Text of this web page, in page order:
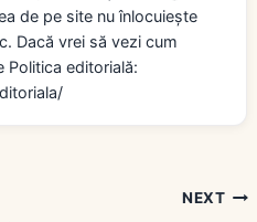
de pe site nu înlocuiește
Dacă vrei să vezi cum
Politica editorială:
NEXT